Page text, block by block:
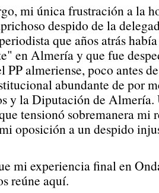
mi única frustración a la
despido de la
que años atrás
en Almería y que fue
almeriense, poco antes
abundante de por
y la Diputación de Almería.
tensionó sobremanera mi
oposición a un despido
mi experiencia final en
reúne aquí.